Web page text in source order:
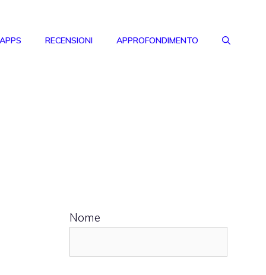
RECENSIONI APPROFONDIMENTO
Nome